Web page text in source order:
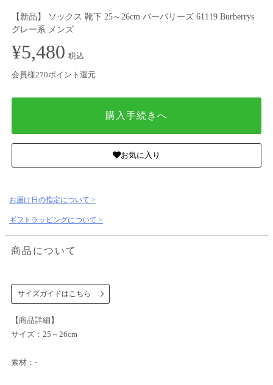
【新品】 ソックス 靴下 25～26cm バーバリーズ 61119 Burberrys
グレー系 メンズ
¥5,480 税込
会員様270ポイント還元
購入手続きへ
お気に入り
お届け日の指定について >
ギフトラッピングについて >
商品について
サイズガイドはこちら
【商品詳細】
サイズ：25～26cm
素材：-